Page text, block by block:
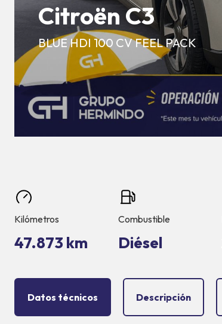
Citroën C3
BLUE HDI 100 CV FEEL PACK
Kilómetros
47.873 km
Combustible
Diésel
Datos técnicos Descripción